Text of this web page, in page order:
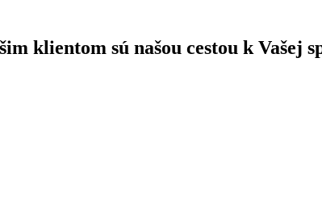
klientom sú našou cestou k Vašej